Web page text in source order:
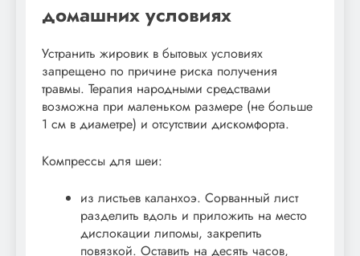
домашних условиях
Устранить жировик в бытовых условиях
запрещено по причине риска получения
травмы. Терапия народными средствами
возможна при маленьком размере (не больше
1 см в диаметре) и отсутствии дискомфорта.
Компрессы для шеи:
из листьев каланхоэ. Сорванный лист
разделить вдоль и приложить на место
дислокации липомы, закрепить
повязкой. Оставить на десять часов,